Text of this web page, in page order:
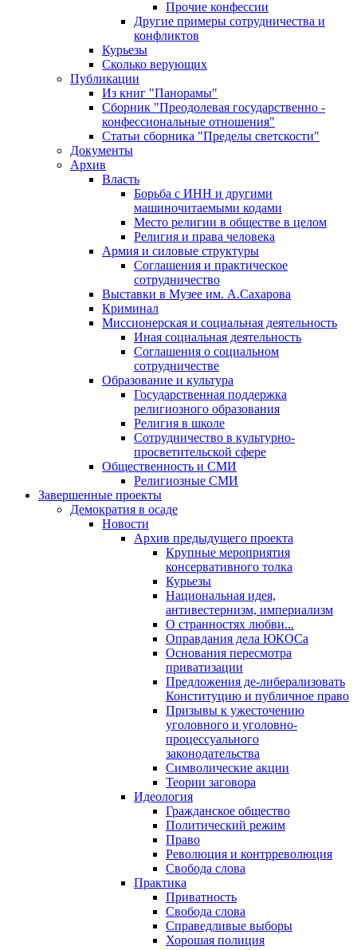
Прочие конфессии
Другие примеры сотрудничества и
конфликтов
Курьезы
Сколько верующих
Публикации
Из книг "Панорамы"
Сборник "Преодолевая государственно -
конфессиональные отношения"
Статьи сборника "Пределы светскости"
Документы
Архив
Власть
Борьба с ИНН и другими
машиночитаемыми кодами
Место религии в обществе в целом
Религия и права человека
Армия и силовые структуры
Соглашения и практическое
сотрудничество
Выставки в Музее им. А.Сахарова
Криминал
Миссионерская и социальная деятельность
Иная социальная деятельность
Соглашения о социальном
сотрудничестве
Образование и культура
Государственная поддержка
религиозного образования
Религия в школе
Сотрудничество в культурно-
просветительской сфере
Общественность и СМИ
Религиозные СМИ
Завершенные проекты
Демократия в осаде
Новости
Архив предыдущего проекта
Крупные мероприятия
консервативного толка
Курьезы
Национальная идея,
антивестернизм, империализм
О странностях любви...
Оправдания дела ЮКОСа
Основания пересмотра
приватизации
Предложения де-либерализовать
Конституцию и публичное право
Призывы к ужесточению
уголовного и уголовно-
процессуального
законодательства
Символические акции
Теории заговора
Идеология
Гражданское общество
Политический режим
Право
Революция и контрреволюция
Свобода слова
Практика
Приватность
Свобода слова
Справедливые выборы
Хорошая полиция